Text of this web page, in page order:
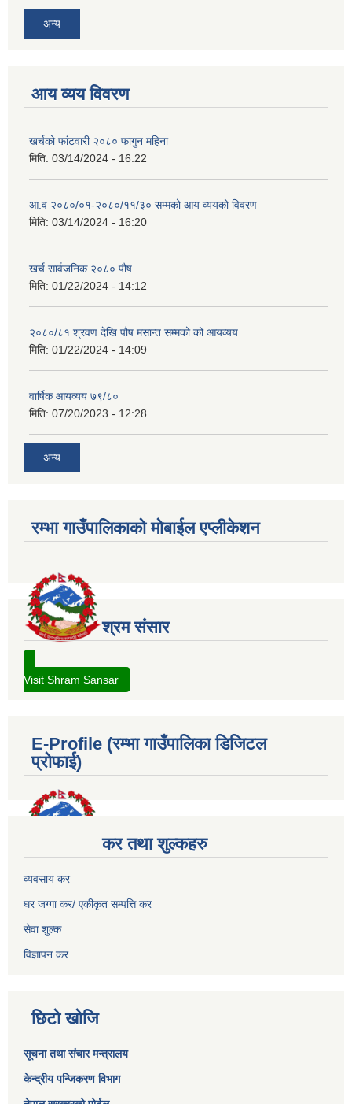
अन्य
आय व्यय विवरण
खर्चको फांटवारी २०८० फागुन महिना
मिति: 03/14/2024 - 16:22
आ.व २०८०/०१-२०८०/११/३० सम्मको आय व्ययको विवरण
मिति: 03/14/2024 - 16:20
खर्च सार्वजनिक २०८० पौष
मिति: 01/22/2024 - 14:12
२०८०/८१ श्रवण देखि पौष मसान्त सम्मको को आयव्यय
मिति: 01/22/2024 - 14:09
वार्षिक आयव्यय ७९/८०
मिति: 07/20/2023 - 12:28
अन्य
रम्भा गाउँपालिकाको मोबाईल एप्लीकेशन
श्रम संसार
Visit Shram Sansar
E-Profile (रम्भा गाउँपालिका डिजिटल
प्रोफाई)
कर तथा शुल्कहरु
व्यवसाय कर
घर जग्गा कर/ एकीकृत सम्पत्ति कर
सेवा शुल्क
विज्ञापन कर
छिटो खोजि
सूचना तथा संचार मन्त्रालय
केन्द्रीय पन्जिकरण विभाग